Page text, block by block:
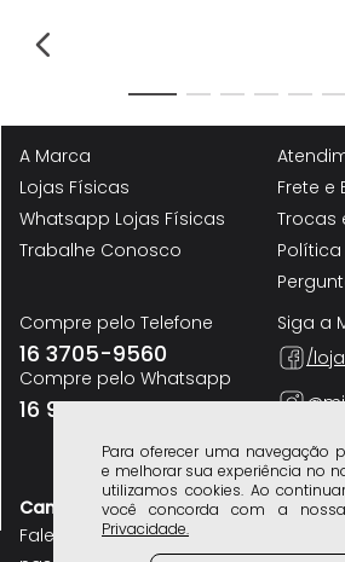
Para oferecer uma navegação
e melhorar sua experiência no
utilizamos cookies. Ao
você concorda com a
Privacidade.
Sem Amarração
R$ 299,90 R$129 ,90
A Marca
Lojas Físicas
Whatsapp Lojas Físicas
Trabalhe Conosco
Frete e
Trocas
Compre pelo Telefone
16 3705-9560
Compre pelo Whatsapp
Siga a